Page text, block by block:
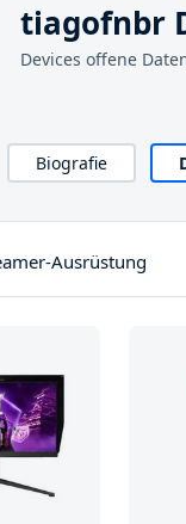
tiagofnbr
Devices offene
Biografie
Ausrüstung